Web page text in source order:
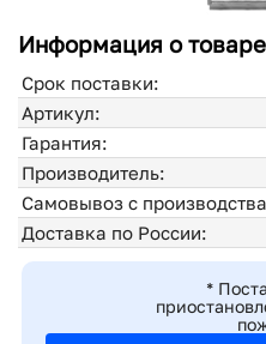
Информация о товаре
Срок поставки:
Артикул:
Гарантия:
Производитель:
Самовывоз с
Доставка по России:
*